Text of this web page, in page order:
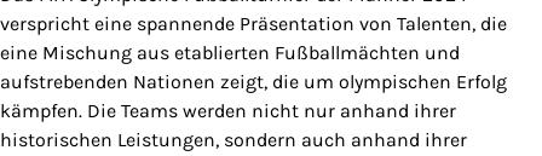
verspricht eine spannende Präsentation von Talenten, die
eine Mischung aus etablierten Fußballmächten und
aufstrebenden Nationen zeigt, die um olympischen Erfolg
kämpfen. Die Teams werden nicht nur anhand ihrer
historischen Leistungen, sondern auch anhand ihrer